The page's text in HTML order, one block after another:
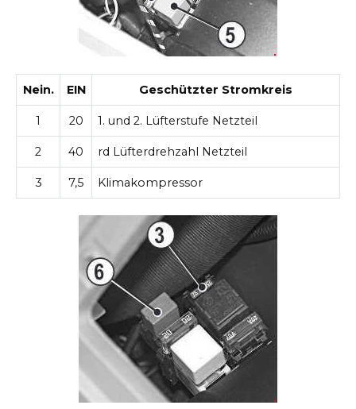
Nein. EIN Geschützter Stromkreis
1 20 1. und 2. Lüfterstufe Netzteil
2 40 rd Lüfterdrehzahl Netzteil
3 7,5 Klimakompressor